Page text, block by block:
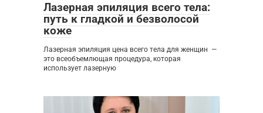
Лазерная эпиляция всего тела:
путь к гладкой и безволосой
коже
Лазерная эпиляция цена всего тела для женщин —
это всеобъемлющая процедура, которая
использует лазерную